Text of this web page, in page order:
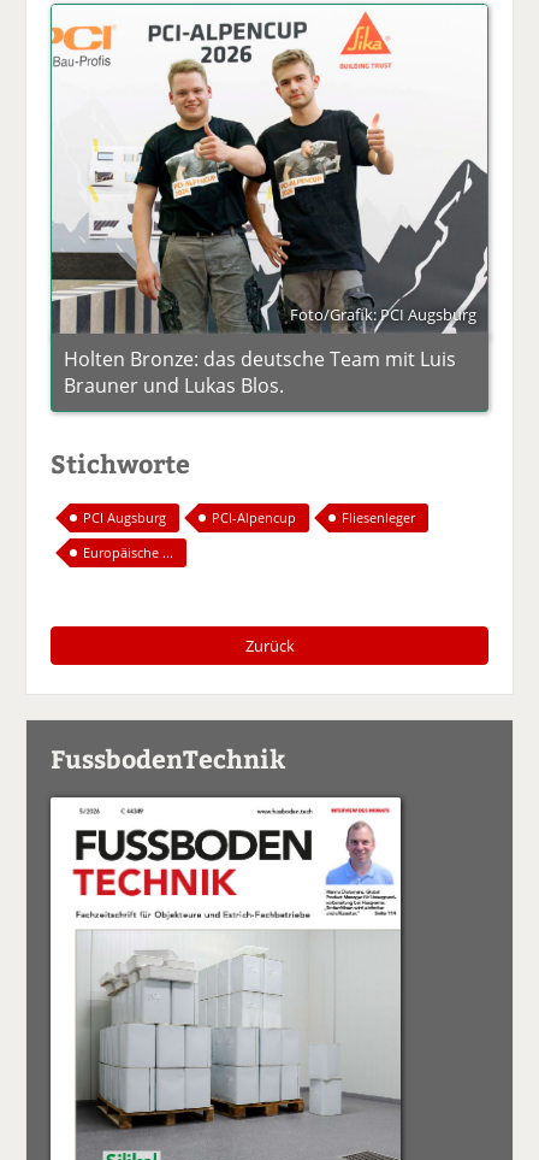
Foto/Grafik: PCI Augsburg
Holten Bronze: das deutsche Team mit Luis
Brauner und Lukas Blos.
Stichworte
PCI Augsburg PCI-Alpencup
Fliesenleger
Europäische ...
Zurück
FussbodenTechnik